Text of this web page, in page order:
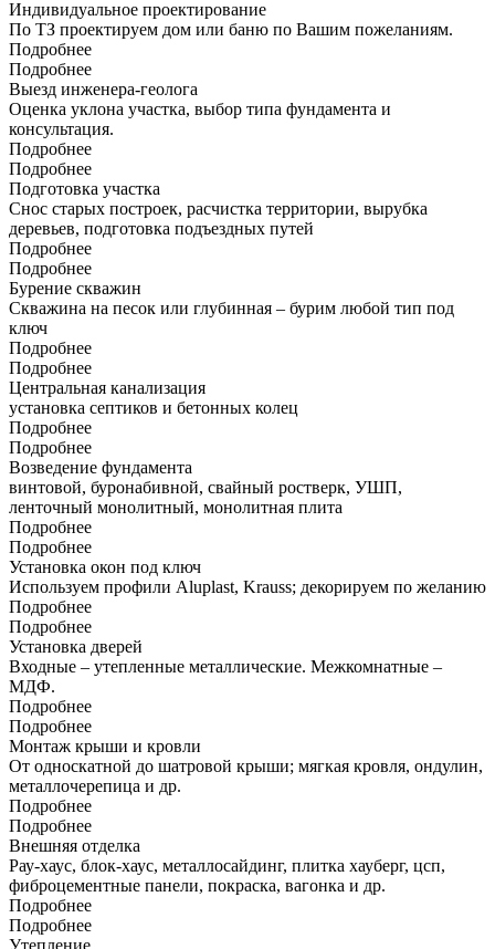
Индивидуальное проектирование
По ТЗ проектируем дом или баню по Вашим пожеланиям.
Подробнее
Подробнее
Выезд инженера-геолога
Оценка уклона участка, выбор типа фундамента и
консультация.
Подробнее
Подробнее
Подготовка участка
Снос старых построек, расчистка территории, вырубка
деревьев, подготовка подъездных путей
Подробнее
Подробнее
Бурение скважин
Скважина на песок или глубинная – бурим любой тип под
ключ
Подробнее
Подробнее
Центральная канализация
установка септиков и бетонных колец
Подробнее
Подробнее
Возведение фундамента
винтовой, буронабивной, свайный ростверк, УШП,
ленточный монолитный, монолитная плита
Подробнее
Подробнее
Установка окон под ключ
Используем профили Aluplast, Krauss; декорируем по желанию
Подробнее
Подробнее
Установка дверей
Входные – утепленные металлические. Межкомнатные –
МДФ.
Подробнее
Подробнее
Монтаж крыши и кровли
От односкатной до шатровой крыши; мягкая кровля, ондулин,
металлочерепица и др.
Подробнее
Подробнее
Внешняя отделка
Рау-хаус, блок-хаус, металлосайдинг, плитка хауберг, цсп,
фиброцементные панели, покраска, вагонка и др.
Подробнее
Подробнее
Утепление